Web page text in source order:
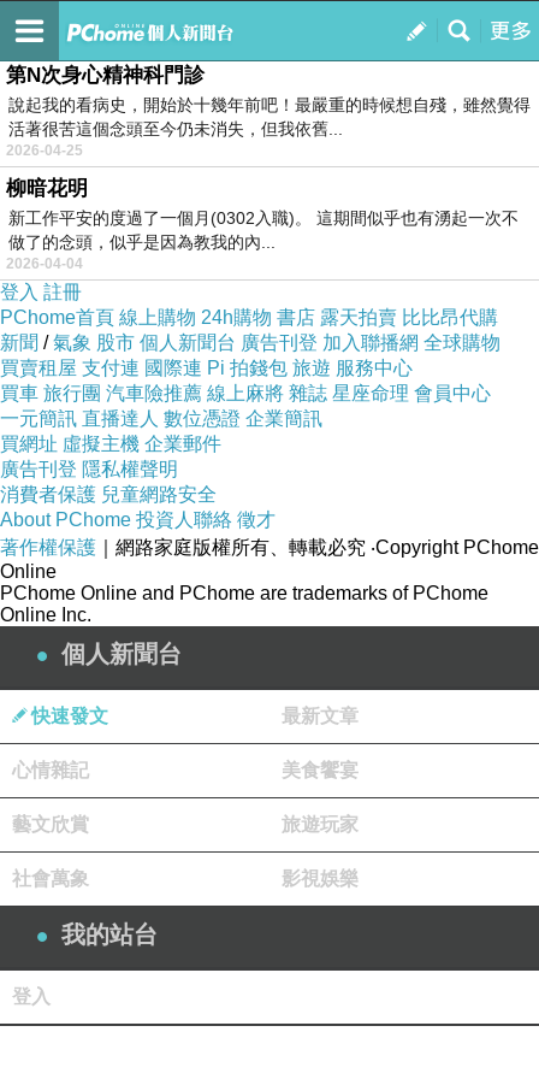
我的
訂閱
New born
第N次身心精神科門診
說起我的看病史，開始於十幾年前吧！最嚴重的時候想自殘，雖然覺得
活著很苦這個念頭至今仍未消失，但我依舊...
2026-04-25
柳暗花明
新工作平安的度過了一個月(0302入職)。 這期間似乎也有湧起一次不
做了的念頭，似乎是因為教我的內...
2026-04-04
登入 註冊
PChome首頁 線上購物 24h購物 書店 露天拍賣 比比昂代購
新聞 /氣象 股市 個人新聞台 廣告刊登 加入聯播網 全球購物
買賣租屋 支付連 國際連 Pi 拍錢包 旅遊 服務中心
買車 旅行團 汽車險推薦 線上麻將 雜誌 星座命理 會員中心
一元簡訊 直播達人 數位憑證 企業簡訊
買網址 虛擬主機 企業郵件
廣告刊登 隱私權聲明
消費者保護 兒童網路安全
About PChome 投資人聯絡 徵才
著作權保護 ｜網路家庭版權所有、轉載必究 ‧Copyright PChome
Online
PChome Online and PChome are trademarks of PChome
Online Inc.
個人新聞台
快速發文 最新文章
心情雜記 美食饗宴
藝文欣賞 旅遊玩家
社會萬象 影視娛樂
我的站台
登入